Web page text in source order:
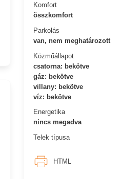
Komfort
összkomfort
Parkolás
van, nem meghatározott
Közműállapot
csatorna: bekötve
gáz: bekötve
villany: bekötve
víz: bekötve
Energetika
nincs megadva
Telek típusa
HTML